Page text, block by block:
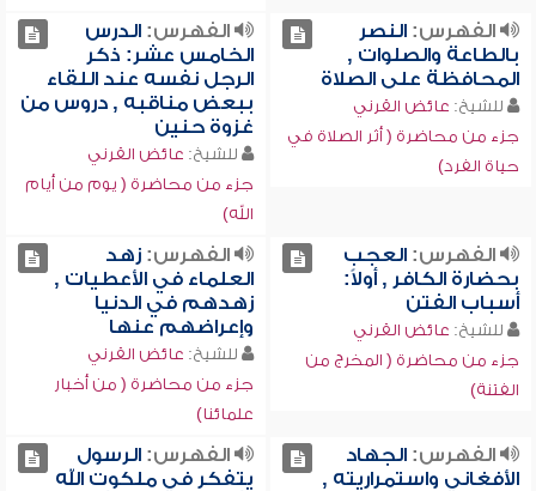
الفهرس:النصر
بالطاعة والصلوات ,
المحافظة على الصلاة
للشيخ: عائض القرني
جزء من محاضرة ( أثر الصلاة في
حياة الفرد)
الفهرس:الدرس
الخامس عشر: ذكر
الرجل نفسه عند اللقاء
ببعض مناقبه , دروس من
غزوة حنين
للشيخ: عائض القرني
جزء من محاضرة ( يوم من أيام
الله)
الفهرس:العجب
بحضارة الكافر , أولاً:
أسباب الفتن
للشيخ: عائض القرني
جزء من محاضرة ( المخرج من
الفتنة)
الفهرس:زهد
العلماء في الأعطيات ,
زهدهم في الدنيا
وإعراضهم عنها
للشيخ: عائض القرني
جزء من محاضرة ( من أخبار
علمائنا)
الفهرس:الجهاد
الأفغاني واستمراريته ,
الفهرس:الرسول
يتفكر في ملكوت الله